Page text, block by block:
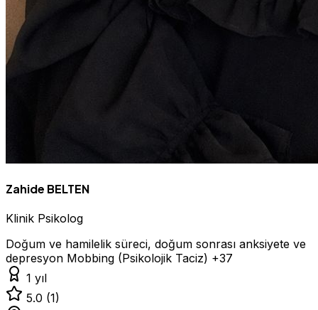
Zahide BELTEN
Klinik Psikolog
Doğum ve hamilelik süreci, doğum sonrası anksiyete ve
depresyon Mobbing (Psikolojik Taciz) +37
1 yıl
5.0 (1)